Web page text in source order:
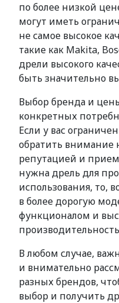
по более низкой
могут иметь
не самое высокое
такие как Makita,
дрели высокого
быть значительно
Выбор бренда и
конкретных
Если у вас
обратить внимание
репутацией и
нужна дрель для
использования, то,
в более дорогую
функционалом и
В любом случае,
и внимательно
разных брендов,
выбор и получить